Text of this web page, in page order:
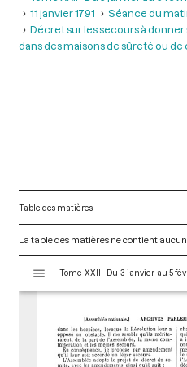
11 janvier 1791
Séance du
Décret sur les secours à
dans des maisons de sûreté ou de
Table des matières
La table des matières ne contient
s
Tome XXII - Du 3 janvier au 5